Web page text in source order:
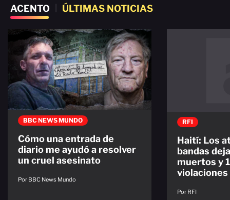
ACENTO ÚLTIMAS NOTICIAS
BBC NEWS MUNDO
Cómo una entrada de
diario me ayudó a resolver
un cruel asesinato
Por BBC News Mundo
RFI
Haití: Los
bandas
muertos y
violaciones
Por RFI